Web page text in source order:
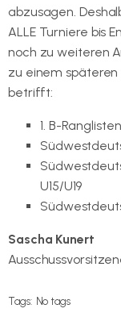
abzusagen.
ALLE Turniere bis
noch zu weiteren
zu einem
betrifft:
1. B-
U15/U19
Sascha Kunert
Tags: No tags